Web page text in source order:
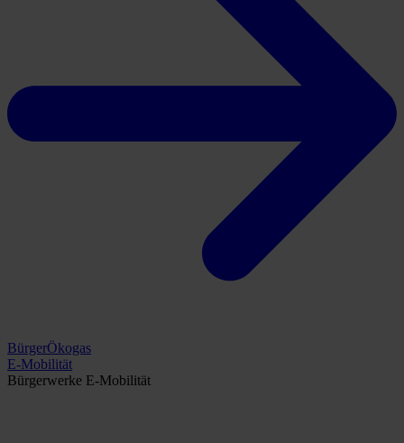
BürgerÖkogas
E-Mobilität
Bürgerwerke E-Mobilität